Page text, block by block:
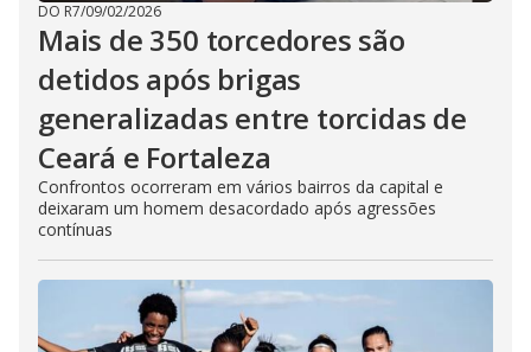
DO R7/09/02/2026
Mais de 350 torcedores são
detidos após brigas
generalizadas entre torcidas de
Ceará e Fortaleza
Confrontos ocorreram em vários bairros da capital e
deixaram um homem desacordado após agressões
contínuas